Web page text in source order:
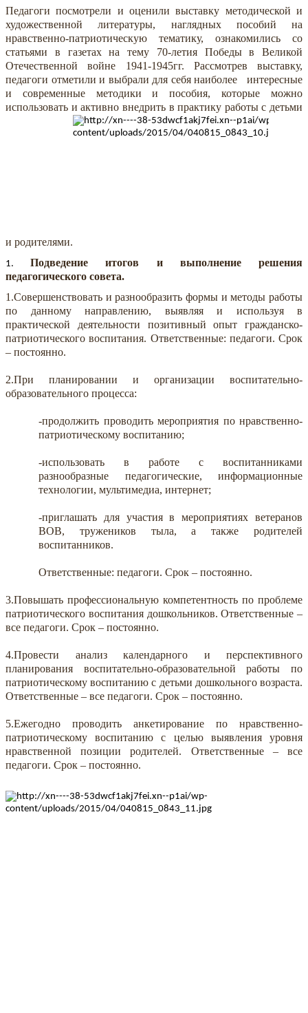
Педагоги посмотрели и оценили выставку методической и
художественной литературы, наглядных пособий на
нравственно-патриотическую тематику, ознакомились со
статьями в газетах на тему 70-летия Победы в Великой
Отечественной войне 1941-1945гг. Рассмотрев выставку,
педагоги отметили и выбрали для себя наиболее интересные
и современные методики и пособия, которые можно
использовать и активно внедрить в практику работы с детьми
и родителями.
Подведение итогов и выполнение решения
педагогического совета.
1.Совершенствовать и разнообразить формы и методы работы
по данному направлению, выявляя и используя в
практической деятельности позитивный опыт гражданско-
патриотического воспитания. Ответственные: педагоги. Срок
– постоянно.
2.При планировании и организации воспитательно-
образовательного процесса:
-продолжить проводить мероприятия по нравственно-
патриотическому воспитанию;
-использовать в работе с воспитанниками
разнообразные педагогические, информационные
технологии, мультимедиа, интернет;
-приглашать для участия в мероприятиях ветеранов
ВОВ, тружеников тыла, а также родителей
воспитанников.
Ответственные: педагоги. Срок – постоянно.
3.Повышать профессиональную компетентность по проблеме
патриотического воспитания дошкольников. Ответственные –
все педагоги. Срок – постоянно.
4.Провести анализ календарного и перспективного
планирования воспитательно-образовательной работы по
патриотическому воспитанию с детьми дошкольного возраста.
Ответственные – все педагоги. Срок – постоянно.
5.Ежегодно проводить анкетирование по нравственно-
патриотическому воспитанию с целью выявления уровня
нравственной позиции родителей. Ответственные – все
педагоги. Срок – постоянно.